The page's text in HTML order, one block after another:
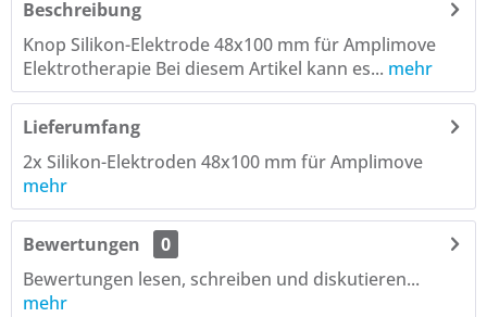
Beschreibung
Knop Silikon-Elektrode 48x100 mm für Amplimove
Elektrotherapie Bei diesem Artikel kann es... mehr
Lieferumfang
2x Silikon-Elektroden 48x100 mm für Amplimove
mehr
Bewertungen
0
Bewertungen lesen, schreiben und diskutieren...
mehr